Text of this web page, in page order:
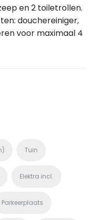
en 2 toiletrollen.
douchereiniger,
voor maximaal 4
Tuin
Elektra incl.
Parkeerplaats